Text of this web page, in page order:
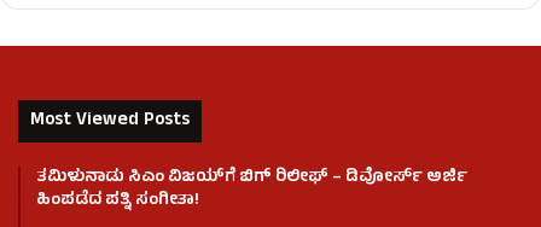
Most Viewed Posts
ತಮಿಳುನಾಡು ಸಿಎಂ ವಿಜಯ್‌ಗೆ ಬಿಗ್ ರಿಲೀಫ್ – ಡಿವೋರ್ಸ್ ಅರ್ಜಿ
ಹಿಂಪಡೆದ ಪತ್ನಿ ಸಂಗೀತಾ!